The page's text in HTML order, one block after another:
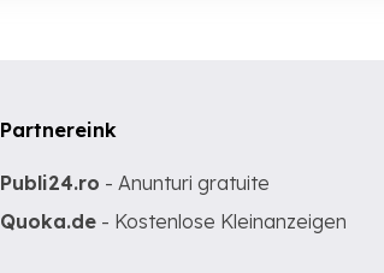
Partnereink
Publi24.ro - Anunturi gratuite
Quoka.de - Kostenlose Kleinanzeigen